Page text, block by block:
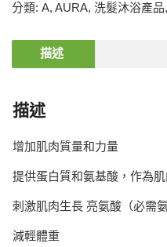
分類: A, AURA, 洗髮沐浴產品,
描述
描述
增加肌肉質量和力量
提供蛋白質和氨基酸，作為肌
刺激肌肉生長 亮氨酸（必需
減輕體重